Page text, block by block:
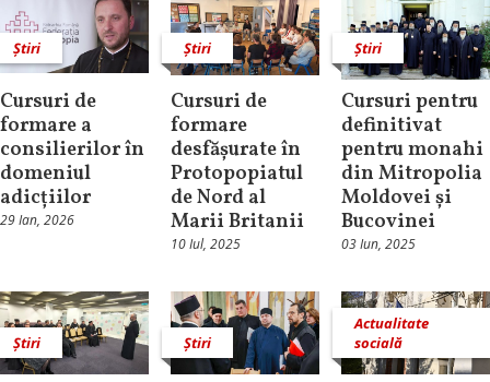
Știri
Cursuri de
formare a
consilierilor în
domeniul
adicțiilor
29 Ian, 2026
Știri
Cursuri de
formare
desfășurate în
Protopopiatul
de Nord al
Marii Britanii
10 Iul, 2025
Știri
Cursuri pentru
definitivat
pentru monahi
din Mitropolia
Moldovei și
Bucovinei
03 Iun, 2025
Știri Știri
Actualitate
socială